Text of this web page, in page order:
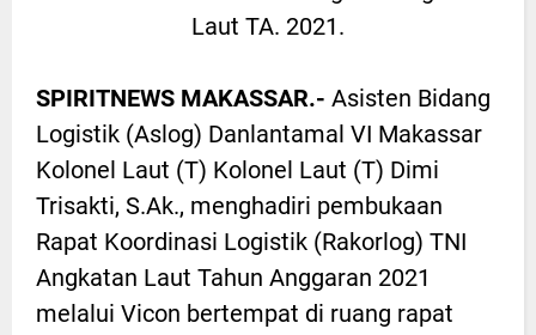
Laut TA. 2021.
SPIRITNEWS MAKASSAR.- Asisten Bidang
Logistik (Aslog) Danlantamal VI Makassar
Kolonel Laut (T) Kolonel Laut (T) Dimi
Trisakti, S.Ak., menghadiri pembukaan
Rapat Koordinasi Logistik (Rakorlog) TNI
Angkatan Laut Tahun Anggaran 2021
melalui Vicon bertempat di ruang rapat